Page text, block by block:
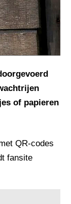
of papieren
QR-codes
fansite